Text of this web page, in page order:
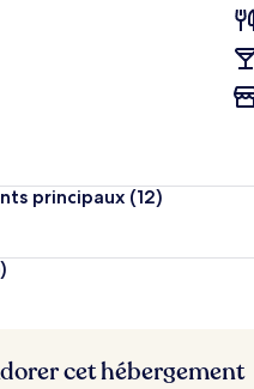
principaux (12)
cet hébergement